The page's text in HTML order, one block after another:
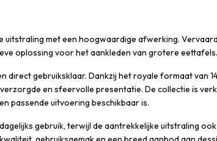
uitstraling met een hoogwaardige afwerking.
oplossing voor het aankleden van grotere eettafels.
gebruiksklaar. Dankzij het royale formaat van
en sfeervolle presentatie. De collectie is
passende uitvoering beschikbaar is.
gebruik, terwijl de aantrekkelijke uitstraling